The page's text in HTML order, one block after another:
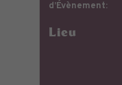
d’Évènement:
Lieu